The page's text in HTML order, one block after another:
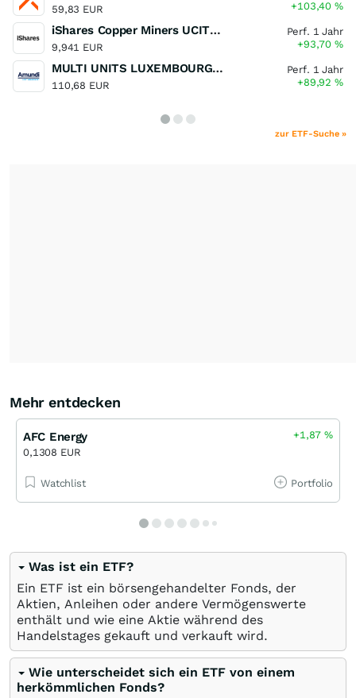
59,83 EUR
+103,40%
iShares Copper Miners UCITS ETF
9,941 EUR
Perf. 1 Jahr
+93,70%
MULTI UNITS LUXEMBOURG - Lyxor MSCI Semiconductors ESG Filtered
110,68 EUR
Perf. 1 Jahr
+89,92%
zur ETF-Suche »
Mehr entdecken
AFC Energy
0,1308 EUR
+1,87%
Watchlist Portfolio
Was ist ein ETF?
Ein ETF ist ein börsengehandelter Fonds, der
Aktien, Anleihen oder andere Vermögenswerte
enthält und wie eine Aktie während des
Handelstages gekauft und verkauft wird.
Wie unterscheidet sich ein ETF von einem
herkömmlichen Fonds?